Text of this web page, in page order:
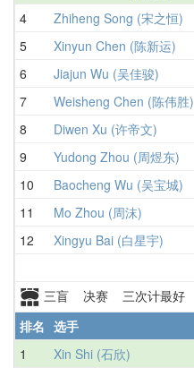
4 Zhiheng Song (宋之恒)
5 Xinyun Chen (陈新运)
6 Jiajun Wu (吴佳骏)
7 Weisheng Chen (陈伟胜)
8 Diwen Xu (许帝文)
9 Yudong Zhou (周煜东)
10 Baocheng Wu (吴宝城)
11 Mo Zhou (周沫)
12 Xingyu Bai (白星宇)
三盲 决赛 三次计最好
排名 选手
1
Xin Shi (石欣)